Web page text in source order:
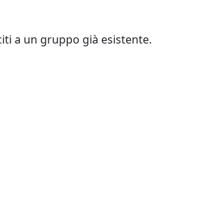
a un gruppo già esistente.